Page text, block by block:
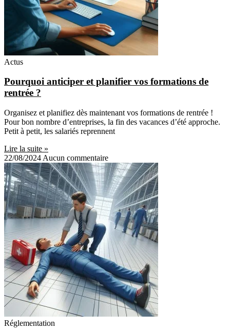
Actus
Pourquoi anticiper et planifier vos formations de
rentrée ?
Organisez et planifiez dès maintenant vos formations de rentrée !
Pour bon nombre d’entreprises, la fin des vacances d’été approche.
Petit à petit, les salariés reprennent
Lire la suite »
22/08/2024 Aucun commentaire
Réglementation